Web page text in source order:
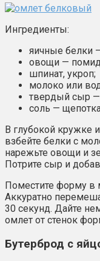
Ингредиенты:
яичные белки
овощи —
шпинат, укроп;
молоко или
твердый сыр —
соль —
В глубокой кружке
взбейте белки с
нарежьте овощи и
Потрите сыр и
Поместите форму в
Аккуратно
30 секунд. Дайте
омлет от стенок
Бутерброд с